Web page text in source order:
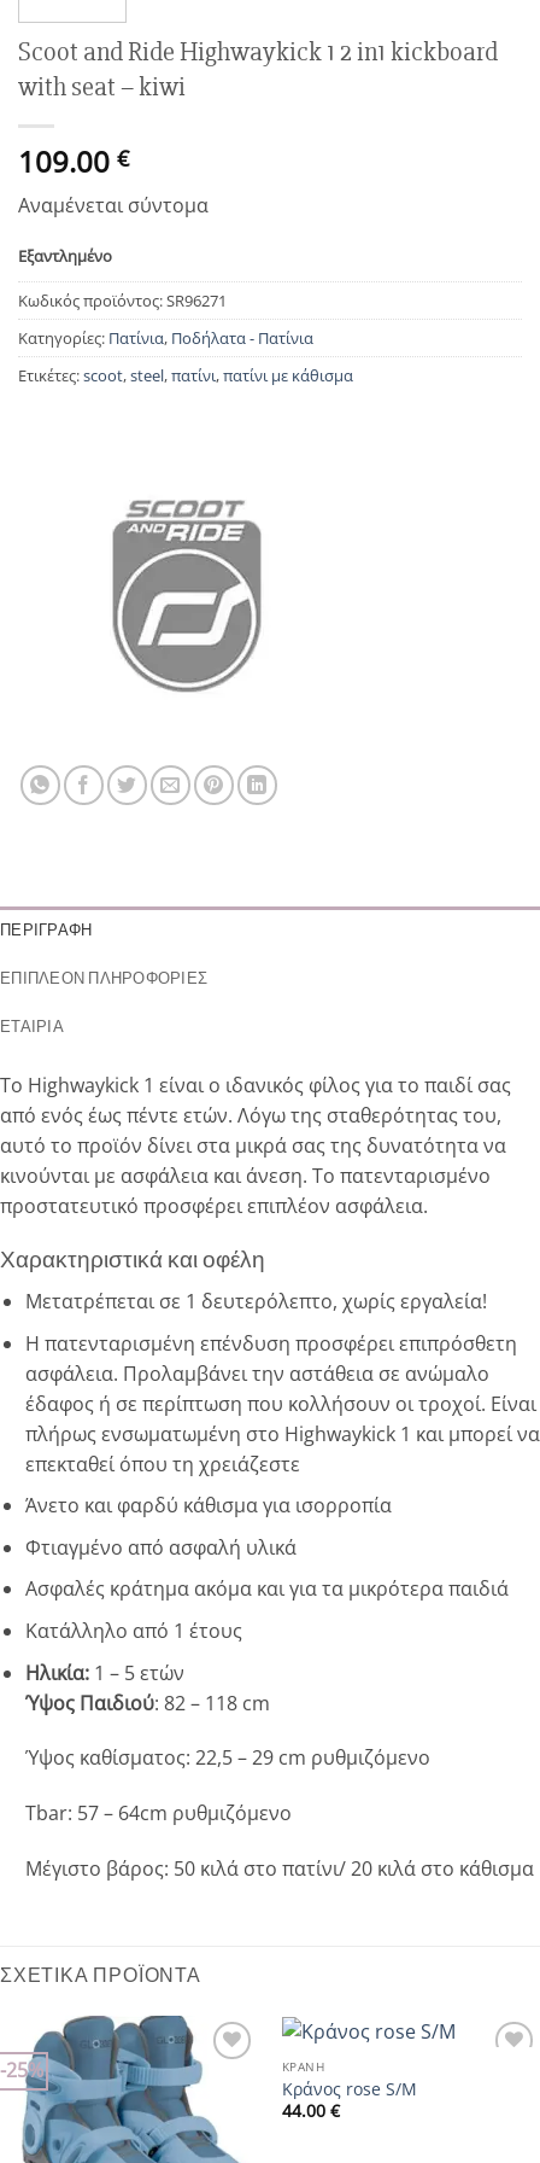
Scoot and Ride Highwaykick 1 2 in1 kickboard
with seat – kiwi
109.00 €
Αναμένεται σύντομα
Εξαντλημένο
Κωδικός προϊόντος:SR96271
Κατηγορίες: Πατίνια, Ποδήλατα - Πατίνια
Ετικέτες:scoot,steel,πατίνι,πατίνι με κάθισμα
ΠΕΡΙΓΡΑΦΉ
ΕΠΙΠΛΈΟΝ ΠΛΗΡΟΦΟΡΊΕΣ
ΕΤΑΙΡΊΑ
Το Highwaykick 1 είναι ο ιδανικός φίλος για το παιδί σας
από ενός έως πέντε ετών. Λόγω της σταθερότητας του,
αυτό το προϊόν δίνει στα μικρά σας της δυνατότητα να
κινούνται με ασφάλεια και άνεση. Το πατενταρισμένο
προστατευτικό προσφέρει επιπλέον ασφάλεια.
Χαρακτηριστικά και οφέλη
Μετατρέπεται σε 1 δευτερόλεπτο, χωρίς εργαλεία!
Η πατενταρισμένη επένδυση προσφέρει επιπρόσθετη
ασφάλεια. Προλαμβάνει την αστάθεια σε ανώμαλο
έδαφος ή σε περίπτωση που κολλήσουν οι τροχοί. Είναι
πλήρως ενσωματωμένη στο Highwaykick 1 και μπορεί να
επεκταθεί όπου τη χρειάζεστε
Άνετο και φαρδύ κάθισμα για ισορροπία
Φτιαγμένο από ασφαλή υλικά
Ασφαλές κράτημα ακόμα και για τα μικρότερα παιδιά
Κατάλληλο από 1 έτους
Ηλικία:1 – 5 ετών
Ύψος Παιδιού: 82 – 118 cm
Ύψος καθίσματος: 22,5 – 29 cm ρυθμιζόμενο
Tbar: 57 – 64cm ρυθμιζόμενο
Μέγιστο βάρος: 50 κιλά στο πατίνι/ 20 κιλά στο κάθισμα
ΣΧΕΤΙΚΆ ΠΡΟΪΌΝΤΑ
-25%
Add to
ΚΡΆΝΗ
Κράνος rose S/M
44.00 €